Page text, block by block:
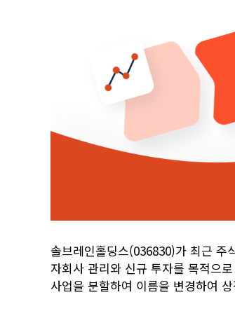
솔브레인홀딩스(036830)가 최근 주
자회사 관리와 신규 투자를 목적으
사업을 분할하여 이름을 변경하여